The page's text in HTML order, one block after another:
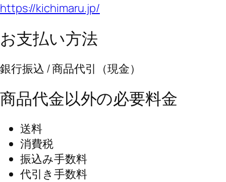
https://kichimaru.jp/
お支払い方法
銀行振込 / 商品代引（現金）
商品代金以外の必要料金
送料
消費税
振込み手数料
代引き手数料